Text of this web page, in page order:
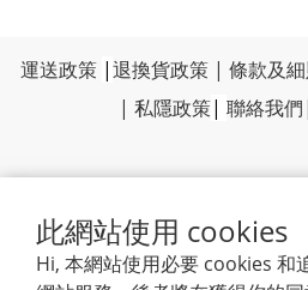
此網站使用 cookies
Hi, 本網站使用必要 cookies 和
運送政策 |退換貨政策| 條款及
| 私隱政策| 聯絡我們|